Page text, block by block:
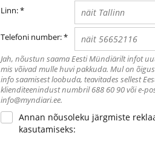
Linn:*
Telefoni number:*
Jah, nõustun saama Eesti Mündiärilt infot
mis võivad mulle huvi pakkuda. Mul on
info saamisest loobuda, teavitades sellest
klienditeenindust numbril 688 60 90 või e-
info@myndiari.ee.
Annan nõusoleku järgmiste
kasutamiseks: